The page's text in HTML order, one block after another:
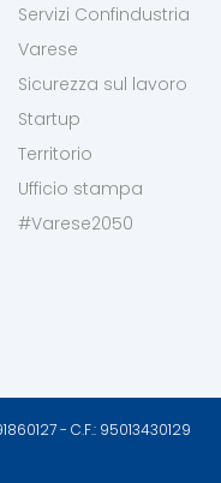
Servizi Confindustria
Varese
Sicurezza sul lavoro
Startup
Territorio
Ufficio stampa
#Varese2050
- C.F.: 95013430129